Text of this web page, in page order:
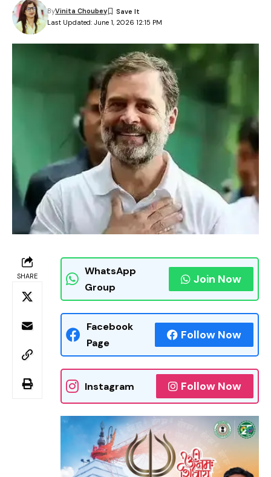
Last Updated: June 1, 2026 12:15 PM
ByVinita Choubey
SHARE
WhatsApp
Group
Join Now
Facebook
Page
Follow Now
Instagram Follow Now